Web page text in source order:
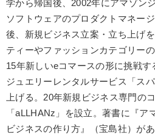
学から帰国後、2002年にアマゾン
ソフトウェアのプロダクトマネー
後、新規ビジネス立案・立ち上げ
ティーやファッションカテゴリー
15年新しいeコマースの形に挑戦す
ジュエリーレンタルサービス「ス
上げる。20年新規ビジネス専門の
「aLLHANz」を設立。著書に『ア
ビジネスの作り方』（宝島社）があ